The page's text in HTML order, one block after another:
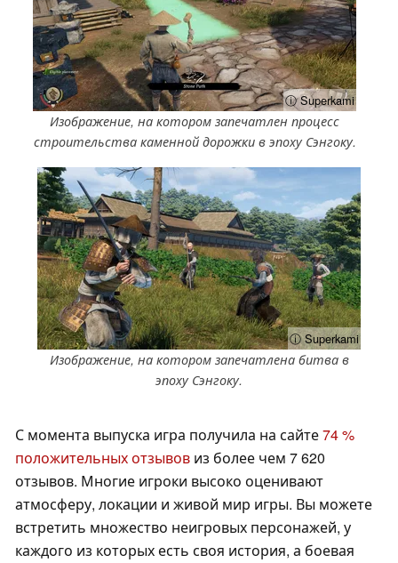
ⓘ Superkami
Изображение, на котором запечатлен процесс
строительства каменной дорожки в эпоху Сэнгоку.
ⓘ Superkami
Изображение, на котором запечатлена битва в
эпоху Сэнгоку.
С момента выпуска игра получила на сайте74 %
положительных отзывов из более чем 7 620
отзывов. Многие игроки высоко оценивают
атмосферу, локации и живой мир игры. Вы можете
встретить множество неигровых персонажей, у
каждого из которых есть своя история, а боевая